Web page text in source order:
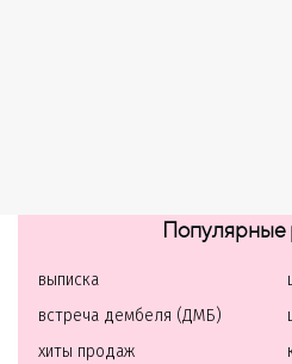
Популярные
выписка
встреча дембеля (ДМБ)
хиты продаж